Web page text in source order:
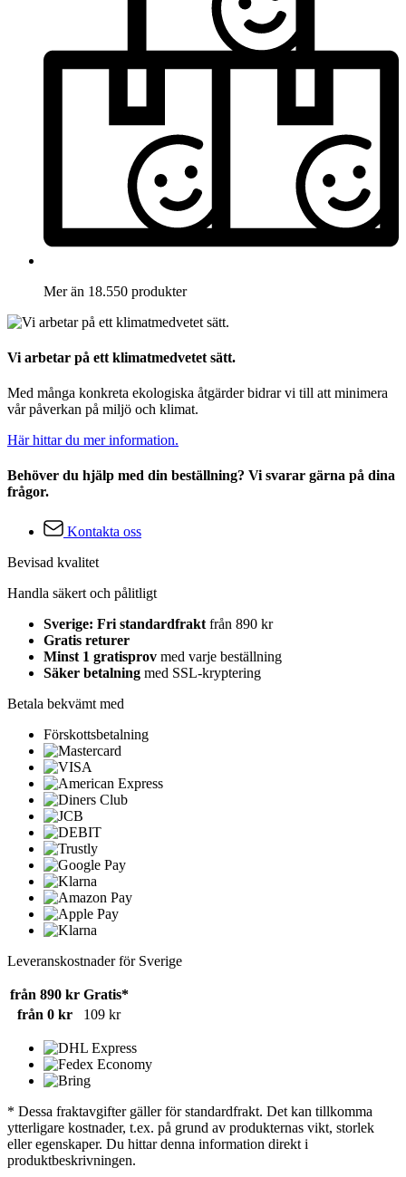
Mer än 18.550 produkter
Vi arbetar på ett klimatmedvetet sätt.
Med många konkreta ekologiska åtgärder bidrar vi till att minimera
vår påverkan på miljö och klimat.
Här hittar du mer information.
Behöver du hjälp med din beställning? Vi svarar gärna på dina
frågor.
Kontakta oss
Bevisad kvalitet
Handla säkert och pålitligt
Sverige: Fri standardfrakt från 890 kr
Gratis returer
Minst 1 gratisprov med varje beställning
Säker betalning med SSL-kryptering
Betala bekvämt med
Förskottsbetalning
Leveranskostnader för Sverige
från 890 kr Gratis*
från 0 kr
109 kr
* Dessa fraktavgifter gäller för standardfrakt. Det kan tillkomma
ytterligare kostnader, t.ex. på grund av produkternas vikt, storlek
eller egenskaper. Du hittar denna information direkt i
produktbeskrivningen.